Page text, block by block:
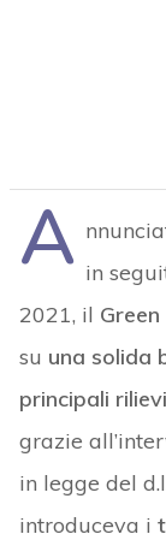
A in
2021, il
su una solida
principali
grazie
in legge del
introduceva i